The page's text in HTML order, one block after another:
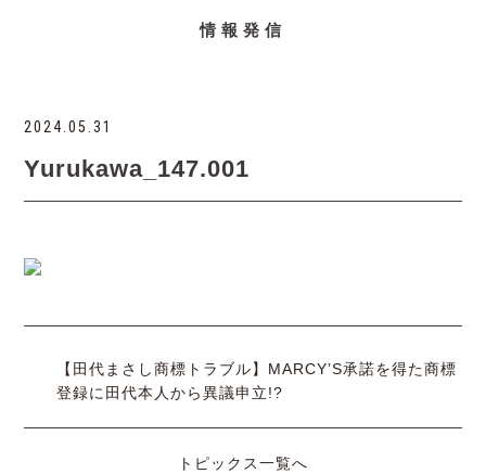
情報発信
2024.05.31
Yurukawa_147.001
【田代まさし商標トラブル】MARCY’S承諾を得た商標
登録に田代本人から異議申立!?
トピックス一覧へ